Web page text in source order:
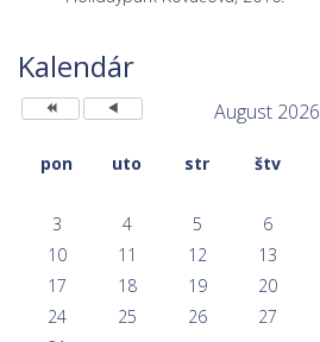
Kalendár
August 2026
pon uto str štv
3
4 5 6
10
11 12 13
17
18 19 20
24
25 26 27